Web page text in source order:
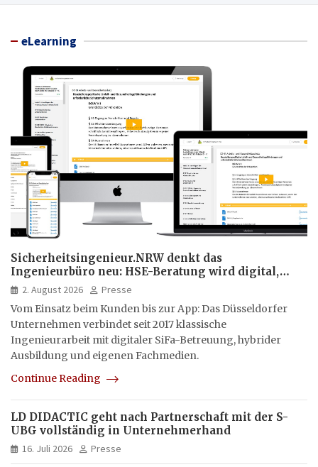
eLearning
Sicherheitsingenieur.NRW denkt das
Ingenieurbüro neu: HSE-Beratung wird digital,
hybrid und multimedial
2. August 2026
Presse
Vom Einsatz beim Kunden bis zur App: Das Düsseldorfer
Unternehmen verbindet seit 2017 klassische
Ingenieurarbeit mit digitaler SiFa-Betreuung, hybrider
Ausbildung und eigenen Fachmedien.
Continue Reading
LD DIDACTIC geht nach Partnerschaft mit der S-
UBG vollständig in Unternehmerhand
16. Juli 2026 Presse